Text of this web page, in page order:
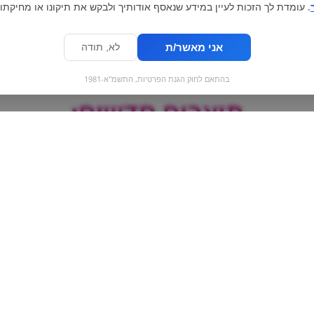
מוצרים חדשים:
. עומדת לך הזכות לעיין במידע שנאסף אודותיך ולבקש את תיקונו או
אני מאשר/ת לא, תודה
בהתאם לחוק הגנת הפרטיות, התשמ"א-1981